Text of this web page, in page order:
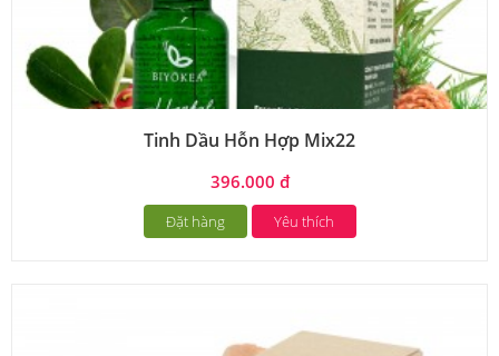
Tinh Dầu Hỗn Hợp Mix22
396.000 đ
Đặt hàng Yêu thích